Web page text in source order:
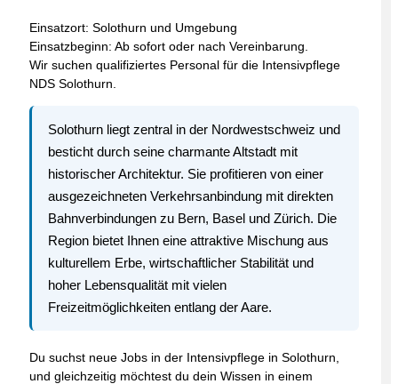
Einsatzort: Solothurn und Umgebung
Einsatzbeginn: Ab sofort oder nach Vereinbarung.
Wir suchen qualifiziertes Personal für die Intensivpflege
NDS Solothurn.
Solothurn liegt zentral in der Nordwestschweiz und
besticht durch seine charmante Altstadt mit
historischer Architektur. Sie profitieren von einer
ausgezeichneten Verkehrsanbindung mit direkten
Bahnverbindungen zu Bern, Basel und Zürich. Die
Region bietet Ihnen eine attraktive Mischung aus
kulturellem Erbe, wirtschaftlicher Stabilität und
hoher Lebensqualität mit vielen
Freizeitmöglichkeiten entlang der Aare.
Du suchst neue Jobs in der Intensivpflege in Solothurn,
und gleichzeitig möchtest du dein Wissen in einem